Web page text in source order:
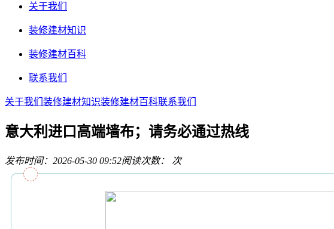
关于我们
装修建材知识
装修建材百科
联系我们
关于我们 装修建材知识装修建材百科联系我们
意大利进口高端墙布；请务必通过热线
发布时间：2026-05-30 09:52阅读次数： 次